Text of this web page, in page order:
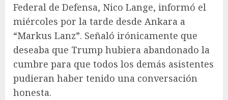
Federal de Defensa, Nico Lange, informó el
miércoles por la tarde desde Ankara a
“Markus Lanz”. Señaló irónicamente que
deseaba que Trump hubiera abandonado la
cumbre para que todos los demás asistentes
pudieran haber tenido una conversación
honesta.